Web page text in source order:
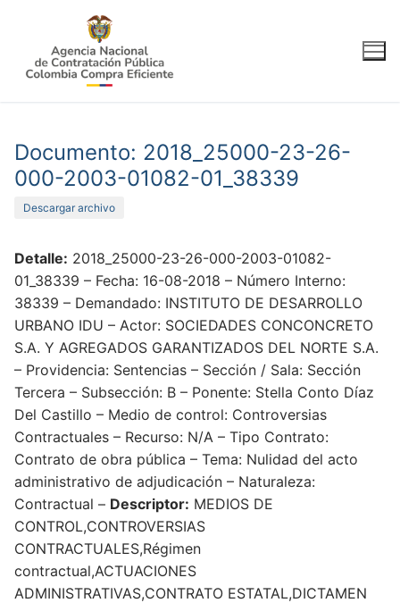
contenido
Documento: 2018_25000-23-26-
000-2003-01082-01_38339
Descargar archivo
Detalle: 2018_25000-23-26-000-2003-01082-
01_38339 – Fecha: 16-08-2018 – Número Interno:
38339 – Demandado: INSTITUTO DE DESARROLLO
URBANO IDU – Actor: SOCIEDADES CONCONCRETO
S.A. Y AGREGADOS GARANTIZADOS DEL NORTE S.A.
– Providencia: Sentencias – Sección / Sala: Sección
Tercera – Subsección: B – Ponente: Stella Conto Díaz
Del Castillo – Medio de control: Controversias
Contractuales – Recurso: N/A – Tipo Contrato:
Contrato de obra pública – Tema: Nulidad del acto
administrativo de adjudicación – Naturaleza:
Contractual – Descriptor: MEDIOS DE
CONTROL,CONTROVERSIAS
CONTRACTUALES,Régimen
contractual,ACTUACIONES
ADMINISTRATIVAS,CONTRATO ESTATAL,DICTAMEN